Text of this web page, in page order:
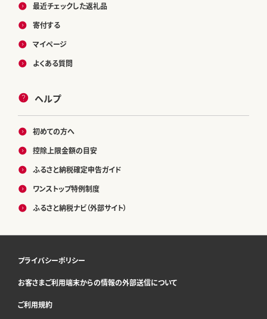
最近チェックした返礼品
寄付する
マイページ
よくある質問
ヘルプ
初めての方へ
控除上限金額の目安
ふるさと納税確定申告ガイド
ワンストップ特例制度
ふるさと納税ナビ（外部サイト）
プライバシーポリシー
お客さまご利用端末からの情報の外部送信について
ご利用規約